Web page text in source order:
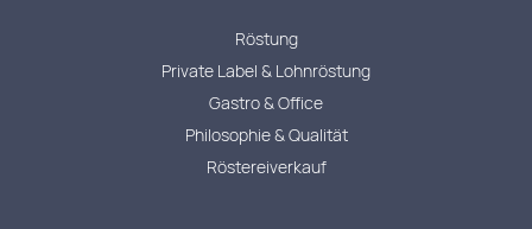
Röstung
Private Label & Lohnröstung
Gastro & Office
Philosophie & Qualität
Röstereiverkauf